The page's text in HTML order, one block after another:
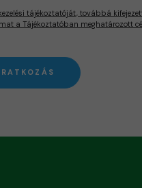
tájékoztatóját, továbbá
a Tájékoztatóban meghatározott